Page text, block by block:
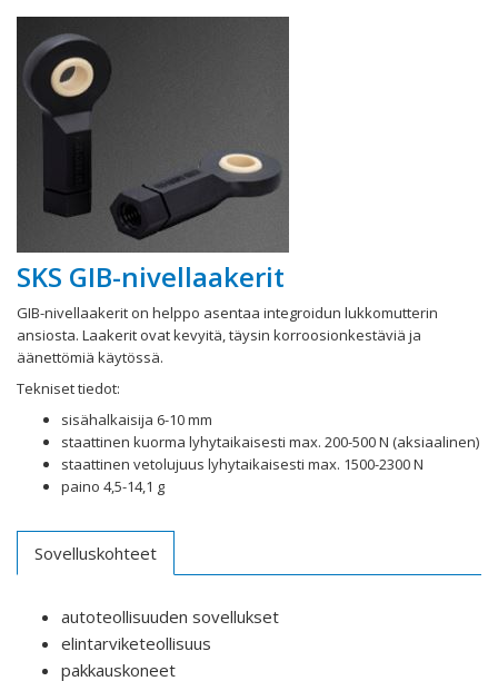
SKS GIB-nivellaakerit
GIB-nivellaakerit on helppo asentaa integroidun lukkomutterin
ansiosta. Laakerit ovat kevyitä, täysin korroosionkestäviä ja
äänettömiä käytössä.
Tekniset tiedot:
sisähalkaisija 6-10 mm
staattinen kuorma lyhytaikaisesti max. 200-500 N (aksiaalinen)
staattinen vetolujuus lyhytaikaisesti max. 1500-2300 N
paino 4,5-14,1 g
Sovelluskohteet
autoteollisuuden sovellukset
elintarviketeollisuus
pakkauskoneet